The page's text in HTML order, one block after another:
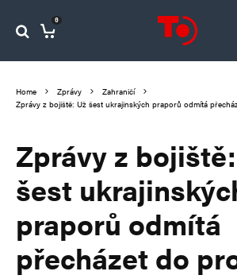
0
Home Zprávy
Zahraničí
Zprávy z bojiště: Už šest ukrajinských praporů odmítá
Zprávy z
šest
praporů odmítá
přecházet do